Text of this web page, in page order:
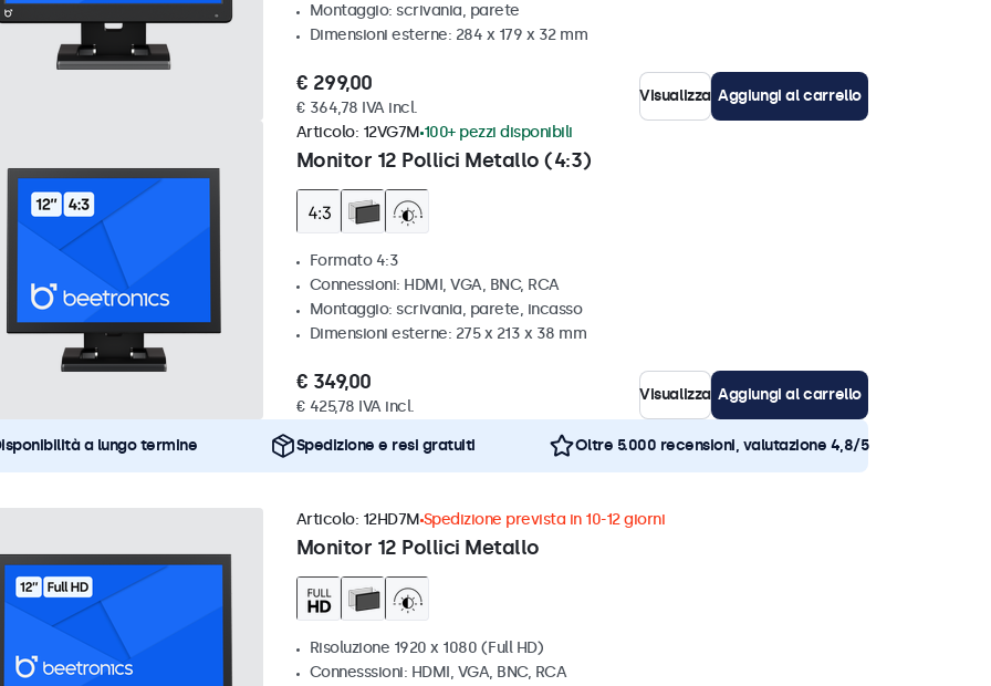
Montaggio: scrivania, parete
Dimensioni esterne: 284 x 179 x 32 mm
€ 299,00
€ 364,78 IVA incl.
Visualizza Aggiungi al carrello
Monitor 12 Pollici Metallo (4:3)
Articolo: 12VG7M 100+ pezzi disponibili
Formato 4:3
Connessioni: HDMI, VGA, BNC, RCA
Montaggio: scrivania, parete, incasso
Dimensioni esterne: 275 x 213 x 38 mm
€ 349,00
€ 425,78 IVA incl.
Visualizza Aggiungi al carrello
a lungo termine Spedizione e resi gratuiti Oltre 5.000 recensioni, valutazione 4,8/5
Monitor 12 Pollici Metallo
Articolo: 12HD7M Spedizione prevista in 10-12 giorni
Risoluzione 1920 x 1080 (Full HD)
Connesssioni: HDMI, VGA, BNC, RCA